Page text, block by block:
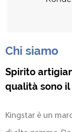
Chi siamo
Spirito
qualità sono
Kingstar è un